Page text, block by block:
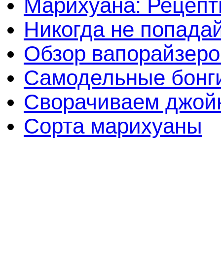
Марихуана:
Никогда не
Обзор
Самодельные
Сворачиваем
Сорта марихуаны